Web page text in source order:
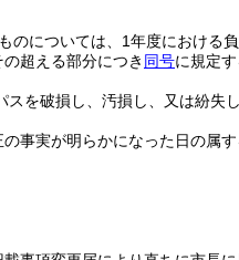
については、1年度における
超える部分につき 同号に規定
スを破損し、汚損し、又は紛失
事実が明らかになった日の属